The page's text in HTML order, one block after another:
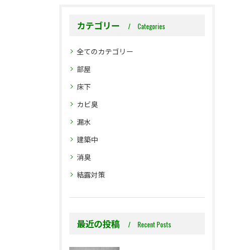
カテゴリー Categories
全てのカテゴリー
部屋
床下
カビ臭
漏水
建築中
消臭
結露対策
最近の投稿 Recent Posts